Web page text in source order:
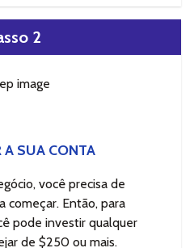
2
A SUA CONTA
você precisa de
começar. Então, para
pode investir qualquer
de $250 ou mais.